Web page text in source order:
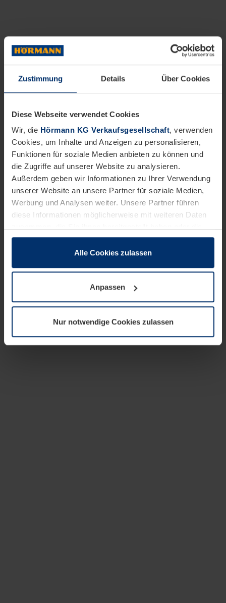
Zustimmung Details Über Cookies
Diese Webseite verwendet Cookies
Wir, die Hörmann KG Verkaufsgesellschaft, verwenden
Cookies, um Inhalte und Anzeigen zu personalisieren,
Funktionen für soziale Medien anbieten zu können und
die Zugriffe auf unserer Website zu analysieren.
Außerdem geben wir Informationen zu Ihrer Verwendung
unserer Website an unsere Partner für soziale Medien,
Werbung und Analysen weiter. Unsere Partner führen
diese Informationen möglicherweise mit weiteren Daten
sie im Rahmen Ihrer Nutzung der Dienste gesammelt
wenn diese für den Betrieb dieser Seite unbedingt
notwendig sind. Für alle anderen Cookie-Typen benötigen
wir Ihre Erlaubnis. Ihre Einwilligung können Sie jederzeit
Datenschutzerklärungunserer Website ändern oder
widerrufen.
Alle Cookies zulassen
Anpassen
Nur notwendige Cookies zulassen